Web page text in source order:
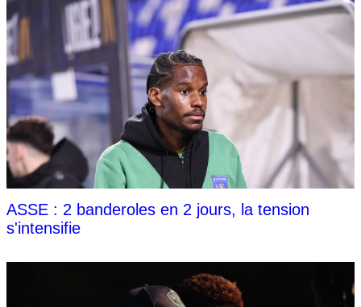
ASSE : 2 banderoles en 2 jours, la tension
s'intensifie